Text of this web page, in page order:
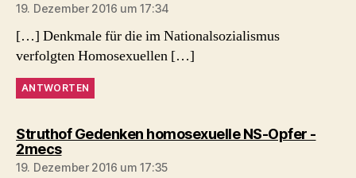
19. Dezember 2016 um 17:34
[…] Denkmale für die im Nationalsozialismus
verfolgten Homosexuellen […]
ANTWORTEN
Struthof Gedenken homosexuelle NS-Opfer -
2mecssagt:
19. Dezember 2016 um 17:35